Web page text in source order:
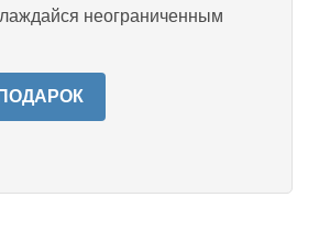
неограниченным